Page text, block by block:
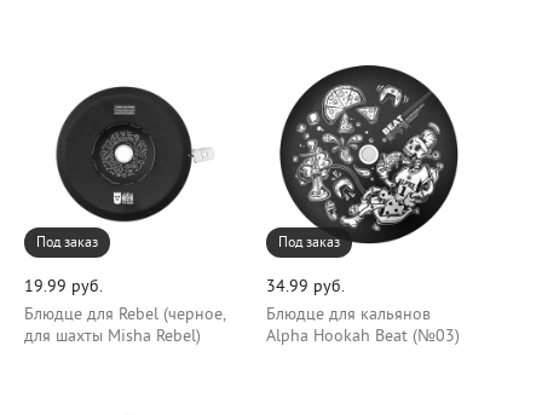
Под заказ
19.99 руб.
Блюдце для Rebel (черное,
для шахты Misha Rebel)
Под заказ
34.99 руб.
Блюдце для кальянов
Alpha Hookah Beat (№03)